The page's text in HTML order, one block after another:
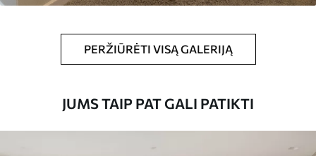
PERŽIŪRĖTI VISĄ GALERIJĄ
JUMS TAIP PAT GALI PATIKTI